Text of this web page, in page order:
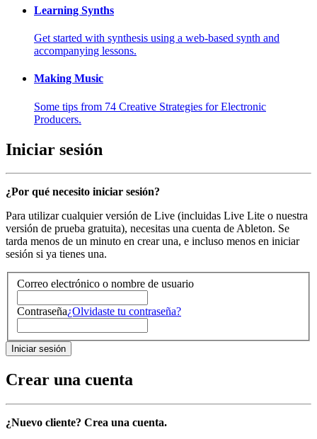
Learning Synths
Get started with synthesis using a web-based synth and
accompanying lessons.
Making Music
Some tips from 74 Creative Strategies for Electronic
Producers.
Iniciar sesión
¿Por qué necesito iniciar sesión?
Para utilizar cualquier versión de Live (incluidas Live Lite o nuestra
versión de prueba gratuita), necesitas una cuenta de Ableton. Se
tarda menos de un minuto en crear una, e incluso menos en iniciar
sesión si ya tienes una.
Correo electrónico o nombre de usuario
Contraseña¿Olvidaste tu contraseña?
Crear una cuenta
¿Nuevo cliente? Crea una cuenta.